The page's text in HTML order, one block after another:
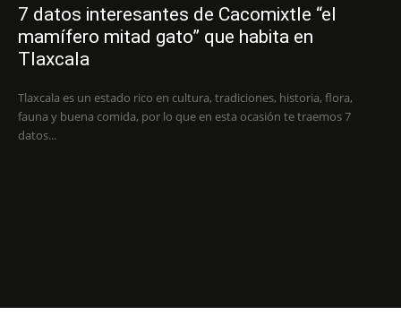
7 datos interesantes de Cacomixtle “el
mamífero mitad gato” que habita en
Tlaxcala
Tlaxcala es un estado rico en cultura, tradiciones, historia, flora,
fauna y buena comida, por lo que en esta ocasión te traemos 7
datos...